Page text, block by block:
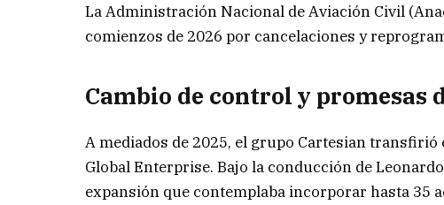
La Administración Nacional de Aviación Civil
comienzos de 2026 por cancelaciones y
Cambio de control y promesas
A mediados de 2025, el grupo Cartesian
Global Enterprise. Bajo la conducción de
expansión que contemplaba incorporar hasta 35